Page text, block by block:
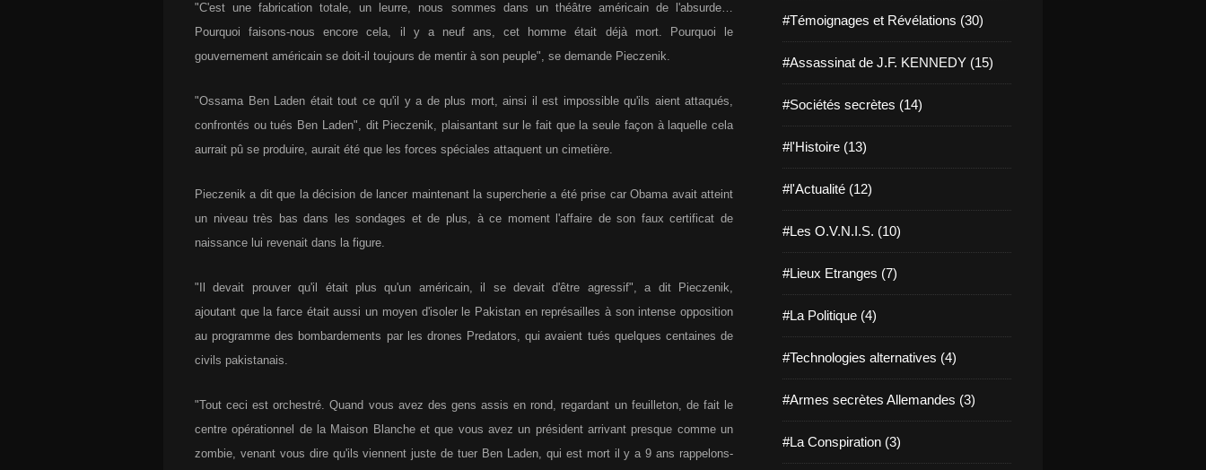
"C'est une fabrication totale, un leurre, nous sommes dans un théâtre américain de l'absurde…
Pourquoi faisons-nous encore cela, il y a neuf ans, cet homme était déjà mort. Pourquoi le
gouvernement américain se doit-il toujours de mentir à son peuple", se demande Pieczenik.
"Ossama Ben Laden était tout ce qu'il y a de plus mort, ainsi il est impossible qu'ils aient attaqués,
confrontés ou tués Ben Laden", dit Pieczenik, plaisantant sur le fait que la seule façon à laquelle cela
aurrait pû se produire, aurait été que les forces spéciales attaquent un cimetière.
Pieczenik a dit que la décision de lancer maintenant la supercherie a été prise car Obama avait atteint
un niveau très bas dans les sondages et de plus, à ce moment l'affaire de son faux certificat de
naissance lui revenait dans la figure.
"Il devait prouver qu'il était plus qu'un américain, il se devait d'être agressif", a dit Pieczenik,
ajoutant que la farce était aussi un moyen d'isoler le Pakistan en représailles à son intense opposition
au programme des bombardements par les drones Predators, qui avaient tués quelques centaines de
civils pakistanais.
"Tout ceci est orchestré. Quand vous avez des gens assis en rond, regardant un feuilleton, de fait le
centre opérationnel de la Maison Blanche et que vous avez un président arrivant presque comme un
zombie, venant vous dire qu'ils viennent juste de tuer Ben Laden, qui est mort il y a 9 ans rappelons-
#Témoignages et Révélations (30)
#Assassinat de J.F. KENNEDY (15)
#Sociétés secrètes (14)
#l'Histoire (13)
#l'Actualité (12)
#Les O.V.N.I.S. (10)
#Lieux Etranges (7)
#La Politique (4)
#Technologies alternatives (4)
#Armes secrètes Allemandes (3)
#La Conspiration (3)